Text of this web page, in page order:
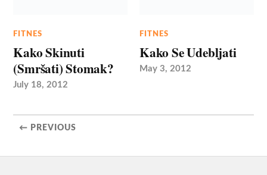
FITNES
Kako Skinuti
(Smršati) Stomak?
July 18, 2012
FITNES
Kako Se Udebljati
May 3, 2012
← PREVIOUS